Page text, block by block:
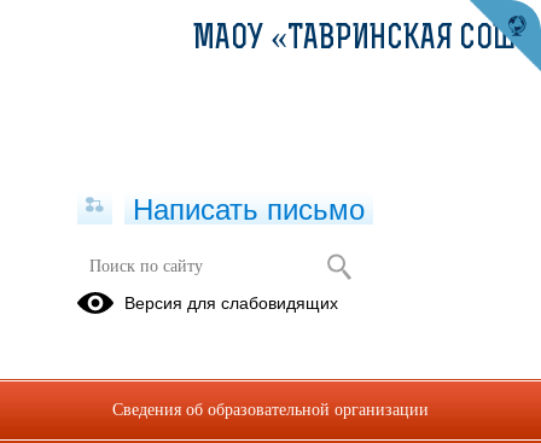
Страница безопасности
БЕЗОПАСНОСТЬ
БЕЗОПАСНОСТЬ
КОМПЛЕКСНАЯ
МАОУ «ТАВРИНСКАЯ СОШ»
Написать письмо
Версия для слабовидящих
Сведения об образовательной организации